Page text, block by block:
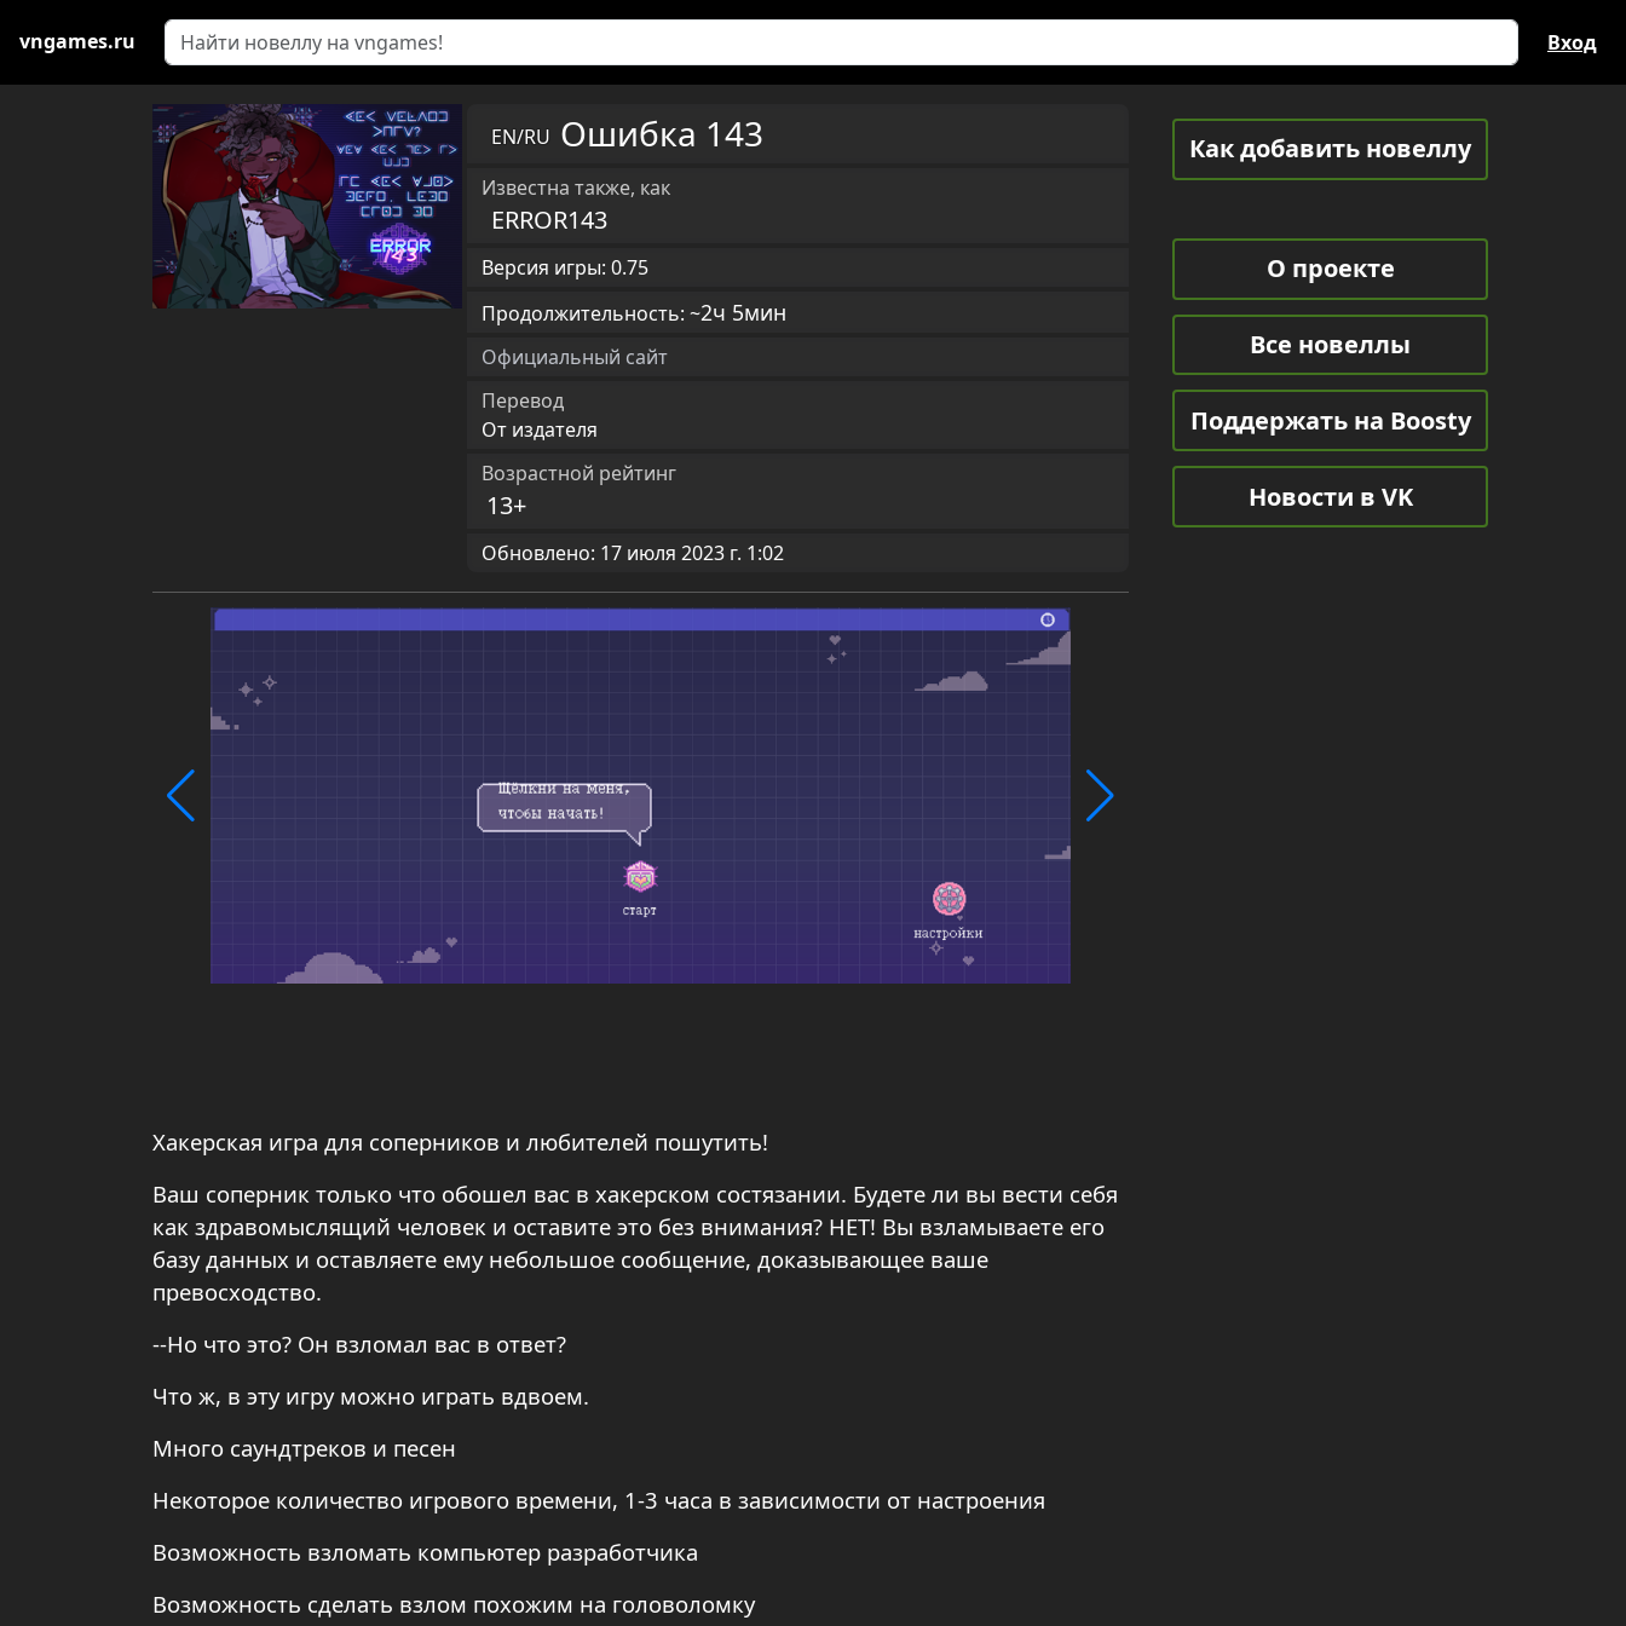
vngames.ru Вход
EN/RU Ошибка 143
Известна также, как
ERROR143
Версия игры: 0.75
Продолжительность: ~2ч 5мин
Официальный сайт
Перевод
От издателя
Возрастной рейтинг
13+
Обновлено: 17 июля 2023 г. 1:02
Хакерская игра для соперников и любителей пошутить!
Ваш соперник только что обошел вас в хакерском состязании. Будете ли вы вести себя
как здравомыслящий человек и оставите это без внимания? НЕТ! Вы взламываете его
базу данных и оставляете ему небольшое сообщение, доказывающее ваше
превосходство.
--Но что это? Он взломал вас в ответ?
Что ж, в эту игру можно играть вдвоем.
Много саундтреков и песен
Некоторое количество игрового времени, 1-3 часа в зависимости от настроения
Возможность взломать компьютер разработчика
Возможность сделать взлом похожим на головоломку
Как добавить новеллу
О проекте
Все новеллы
Поддержать на Boosty
Новости в VK